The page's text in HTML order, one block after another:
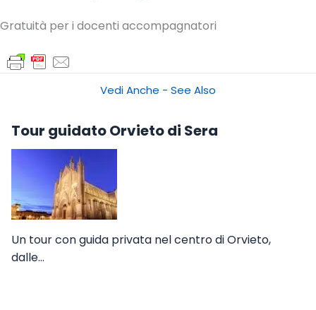
Gratuità per i docenti accompagnatori
Vedi Anche - See Also
Tour guidato Orvieto di Sera
Un tour con guida privata nel centro di Orvieto,
dalle…